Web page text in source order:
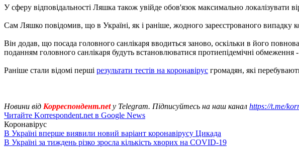
У сферу відповідальності Ляшка також увійде обов'язок максимально локалізувати
Сам Ляшко повідомив, що в Україні, як і раніше, жодного зареєстрованого випадку
Він додав, що посада головного санлікаря вводиться заново, оскільки в його
поданням головного санлікаря будуть встановлюватися протиепідемічні
Раніше стали відомі перші результати тестів на коронавірус громадян, які
Новини від Корреспондент.net у Telegram. Підписуйтесь на наш канал https://t.me/
Читайте Korrespondent.net в Google News
Коронавірус
В Україні вперше виявили новий варіант коронавірусу Цикада
В Україні за тиждень різко зросла кількість хворих на COVID-19